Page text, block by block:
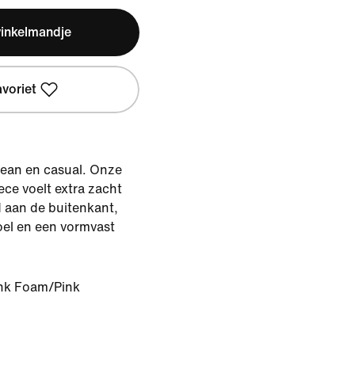
en casual. Onze
voelt extra zacht
aan de buitenkant,
en een vormvast
Foam/Pink